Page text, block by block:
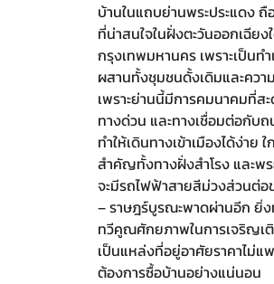
บ้านในแถบย่านพระประแดง
ที่น่าสนใจในฝั่งตะวันออกเฉียง
กรุงเทพมหานคร เพราะเป็นท
ผสานทั้งชุมชนดั้งเดิมและควา
เพราะย่านนี้มีการคมนาคมที่ส
ทางด่วน และทางเชื่อมต่อกับ
ทำให้เดินทางเข้าเมืองได้ง่าย
สำคัญทั้งทางฝั่งสำโรง และพ
จะมีรถไฟฟ้าสายสีม่วงส่วนต่อ
– ราษฎร์บูรณะพาดผ่านอีก ยิ่ง
ทวีคูณศักยภาพในการเจริญเ
เป็นแหล่งที่อยู่อาศัยราคาไม่
ต้องการซื้อบ้านอย่างแน่นอน